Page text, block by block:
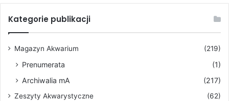
Kategorie publikacji
Magazyn Akwarium (219)
Prenumerata
(1)
Archiwalia mA
(217)
Zeszyty Akwarystyczne (62)